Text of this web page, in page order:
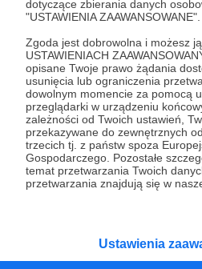
dotyczące zbierania danych
"USTAWIENIA ZAAWANSOWANE".
Zgoda jest dobrowolna i możesz
USTAWIENIACH
opisane Twoje prawo żądania
usunięcia lub ograniczenia
dowolnym momencie za pomocą
przeglądarki w urządzeniu
zależności od Twoich ustawień,
przekazywane do zewnętrznych
trzecich tj. z państw spoza
Gospodarczego. Pozostałe
temat przetwarzania Twoich
przetwarzania znajdują się w
Ustawienia
amerykanki” mediów
zatem chcesz nadal mieć
pewne i sprawdzone
wartość, ale też zapach i
drukowanej gazety, to
Choć dla miłośników
tygodnik jest także
elektronicznej na
Rozwiń
Dołącz do